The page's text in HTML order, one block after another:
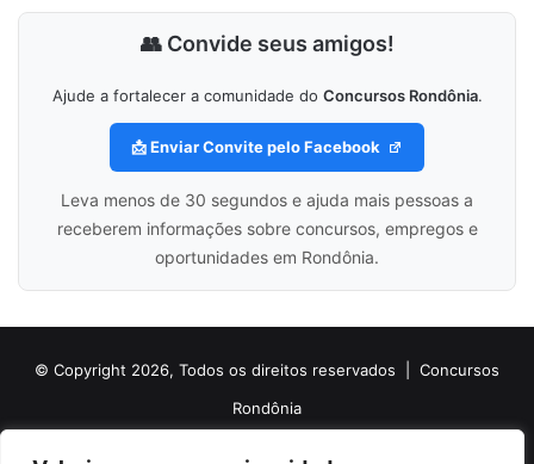
👥 Convide seus amigos!
Ajude a fortalecer a comunidade do Concursos Rondônia.
📩 Enviar Convite pelo Facebook
Leva menos de 30 segundos e ajuda mais pessoas a
receberem informações sobre concursos, empregos e
oportunidades em Rondônia.
© Copyright 2026, Todos os direitos reservados | Concursos
Rondônia